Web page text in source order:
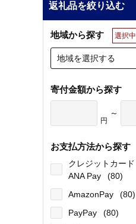
返礼品を絞り込む
地域から探す 選択中
地域を選択する
寄付金額から探す
円
～
お支払方法から探す
クレジットカード
ANA Pay
(80)
AmazonPay
(80)
PayPay
(80)